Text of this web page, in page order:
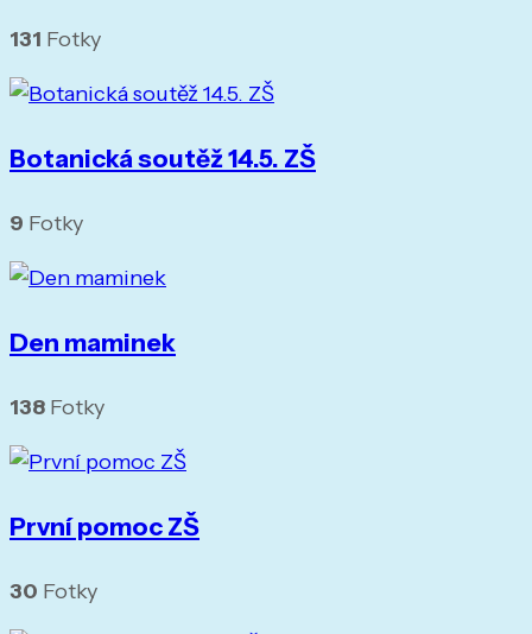
131 Fotky
Botanická soutěž 14.5. ZŠ
9 Fotky
Den maminek
138 Fotky
První pomoc ZŠ
30 Fotky